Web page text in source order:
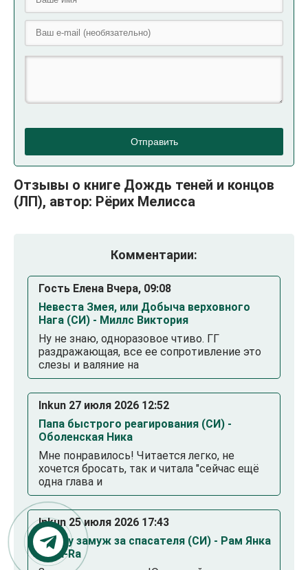
Отправить
Отзывы о книге Дождь теней и концов
(ЛП), автор: Рёрих Мелисса
Комментарии:
Гость Елена Вчера, 09:08
Невеста Змея, или Добыча верховного
Нага (СИ) - Миллс Виктория
Ну не знаю, одноразовое чтиво. ГГ
раздражающая, все ее сопротивление это
слезы и валяние на
Inkun 27 июля 2026 12:52
Папа быстрого реагирования (СИ) -
Оболенская Ника
Мне понравилось! Читается легко, не
хочется бросать, так и читала "сейчас ещё
одна глава и
Inkun 25 июля 2026 17:43
Выйду замуж за спасателя (СИ) - Рам Янка
Янка-Ra